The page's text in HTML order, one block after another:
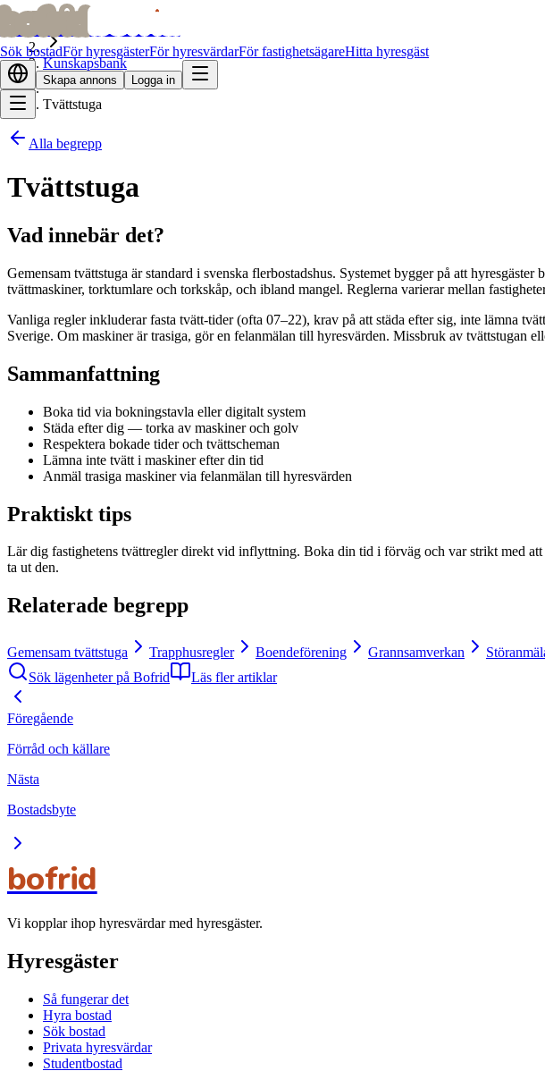
bofridbofrid
Sök bostadFör hyresgästerFör hyresvärdarFör fastighetsägareHitta hyresgäst
Skapa annons Logga in
Kunskapsbank
Tvättstuga
Alla begrepp
Tvättstuga
Vad innebär det?
Gemensam tvättstuga är standard i svenska flerbostadshus. Systemet bygger på att
tvättmaskiner, torktumlare och torkskåp, och ibland mangel. Reglerna varierar mellan
Vanliga regler inkluderar fasta tvätt-tider (ofta 07–22), krav på att städa efter sig, inte lämna
Sverige. Om maskiner är trasiga, gör en felanmälan till hyresvärden. Missbruk av tvättstugan
Sammanfattning
Boka tid via bokningstavla eller digitalt system
Städa efter dig — torka av maskiner och golv
Respektera bokade tider och tvättscheman
Lämna inte tvätt i maskiner efter din tid
Anmäl trasiga maskiner via felanmälan till hyresvärden
Praktiskt tips
Lär dig fastighetens tvättregler direkt vid inflyttning. Boka din tid i förväg och var strikt med
ta ut den.
Relaterade begrepp
Gemensam tvättstuga Trapphusregler Boendeförening Grannsamverkan
Sök lägenheter på Bofrid
Läs fler artiklar
Föregående
Förråd och källare
Nästa
Bostadsbyte
bofrid
Vi kopplar ihop hyresvärdar med hyresgäster.
Hyresgäster
Så fungerar det
Hyra bostad
Sök bostad
Privata hyresvärdar
Studentbostad